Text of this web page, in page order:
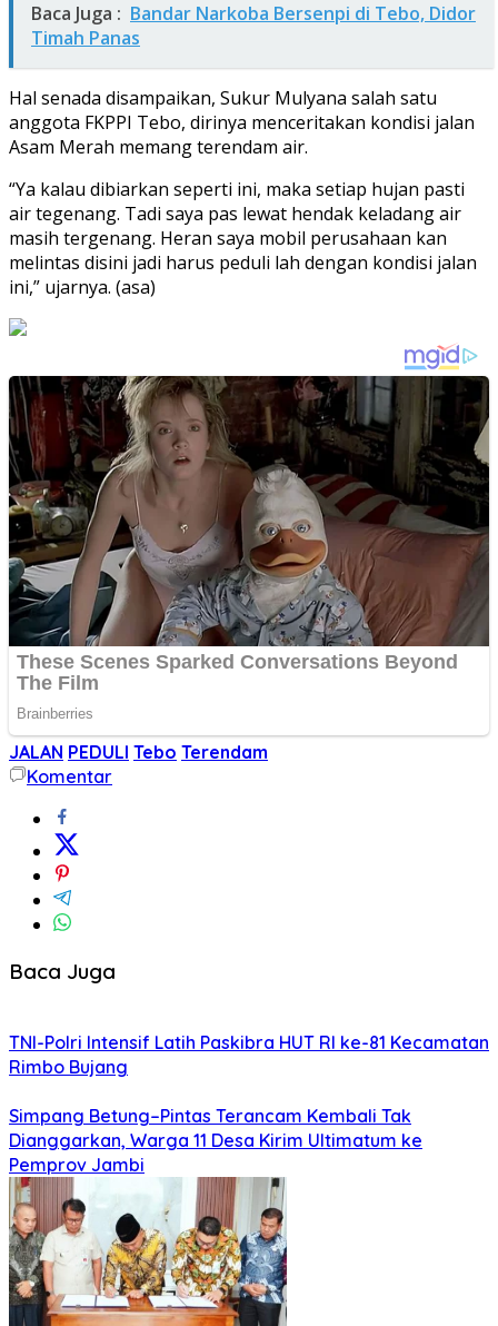
Baca Juga : Bandar Narkoba Bersenpi di Tebo, Didor
Timah Panas
Hal senada disampaikan, Sukur Mulyana salah satu
anggota FKPPI Tebo, dirinya menceritakan kondisi jalan
Asam Merah memang terendam air.
“Ya kalau dibiarkan seperti ini, maka setiap hujan pasti
air tegenang. Tadi saya pas lewat hendak keladang air
masih tergenang. Heran saya mobil perusahaan kan
melintas disini jadi harus peduli lah dengan kondisi jalan
ini,” ujarnya. (asa)
JALAN PEDULI Tebo Terendam
Komentar
Baca Juga
TNI-Polri Intensif Latih Paskibra HUT RI ke-81 Kecamatan
Rimbo Bujang
Simpang Betung–Pintas Terancam Kembali Tak
Dianggarkan, Warga 11 Desa Kirim Ultimatum ke
Pemprov Jambi